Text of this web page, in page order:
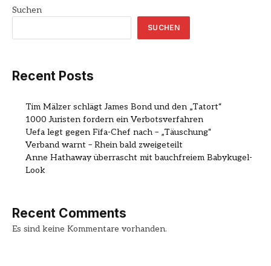
Suchen
SUCHEN
Recent Posts
Tim Mälzer schlägt James Bond und den „Tatort“
1000 Juristen fordern ein Verbotsverfahren
Uefa legt gegen Fifa-Chef nach – „Täuschung“
Verband warnt – Rhein bald zweigeteilt
Anne Hathaway überrascht mit bauchfreiem Babykugel-
Look
Recent Comments
Es sind keine Kommentare vorhanden.